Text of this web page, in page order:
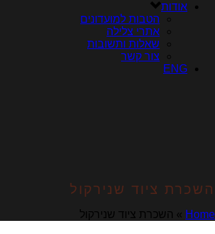
אודות
הטבות למועדונים
אתרי צלילה
שאלות ותשובות
צור קשר
ENG
השכרת ציוד שנירקול
Home
» השכרת ציוד שנירקול